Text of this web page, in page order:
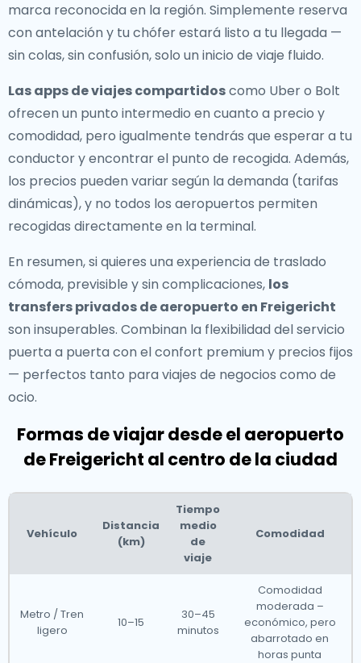
marca reconocida en la región. Simplemente reserva
con antelación y tu chófer estará listo a tu llegada —
sin colas, sin confusión, solo un inicio de viaje fluido.
Las apps de viajes compartidoscomo Uber o Bolt
ofrecen un punto intermedio en cuanto a precio y
comodidad, pero igualmente tendrás que esperar a tu
conductor y encontrar el punto de recogida. Además,
los precios pueden variar según la demanda (tarifas
dinámicas), y no todos los aeropuertos permiten
recogidas directamente en la terminal.
En resumen, si quieres una experiencia de traslado
cómoda, previsible y sin complicaciones, los
transfers privados de aeropuerto en Freigericht
son insuperables. Combinan la flexibilidad del servicio
puerta a puerta con el confort premium y precios fijos
— perfectos tanto para viajes de negocios como de
ocio.
Formas de viajar desde el aeropuerto
de Freigericht al centro de la ciudad
Vehículo
Distancia
(km)
Tiempo
medio
de
viaje
Comodidad
Metro / Tren
ligero
10–15
30–45
minutos
Comodidad
moderada –
económico, pero
abarrotado en
horas punta